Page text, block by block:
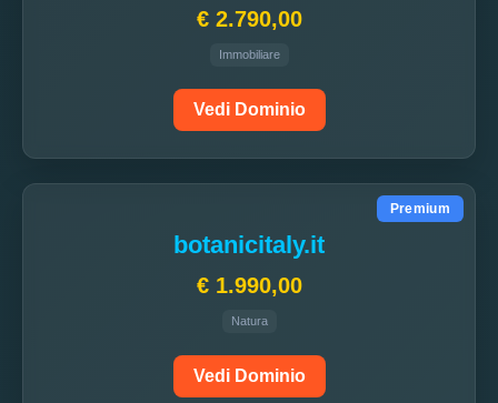
€ 2.790,00
Immobiliare
Vedi Dominio
Premium
botanicitaly.it
€ 1.990,00
Natura
Vedi Dominio